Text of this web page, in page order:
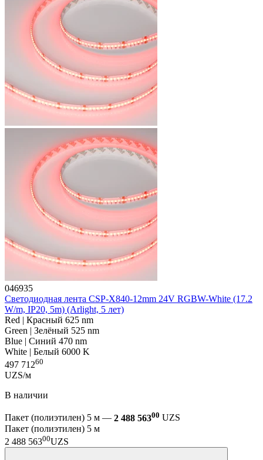
046935
Светодиодная лента CSP-X840-12mm 24V RGBW-White (17.2
W/m, IP20, 5m) (Arlight, 5 лет)
Red | Красный 625 nm
Green | Зелёный 525 nm
Blue | Синий 470 nm
White | Белый 6000 K
497 71260
UZS/м
В наличии
Пакет (полиэтилен) 5 м — 2 488 56300 UZS
Пакет (полиэтилен) 5 м
2 488 56300UZS